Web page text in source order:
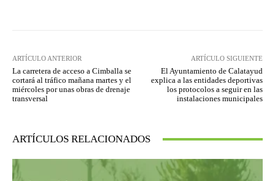
ARTÍCULO ANTERIOR
La carretera de acceso a Cimballa se
cortará al tráfico mañana martes y el
miércoles por unas obras de drenaje
transversal
ARTÍCULO SIGUIENTE
El Ayuntamiento de Calatayud
explica a las entidades deportivas
los protocolos a seguir en las
instalaciones municipales
ARTÍCULOS RELACIONADOS